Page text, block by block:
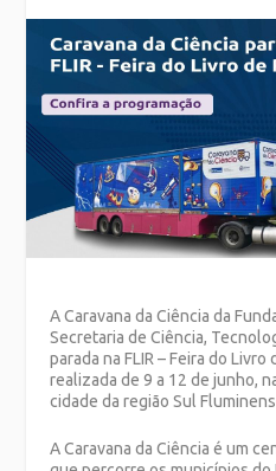
A Caravana da Ciência da
Secretaria de Ciência,
parada na FLIR – Feira do
realizada de 9 a 12 de junho,
cidade da região Sul
A Caravana da Ciência é um